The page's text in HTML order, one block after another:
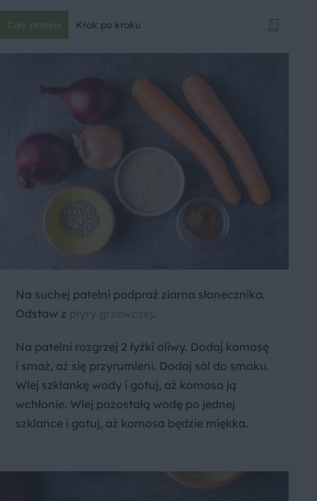
Cały przepis Krok po kroku
Na suchej patelni podpraż ziarna słonecznika.
Odstaw z płyty grzewczej.
Na patelni rozgrzej 2 łyżki oliwy. Dodaj komosę
i smaż, aż się przyrumieni. Dodaj sól do smaku.
Wlej szklankę wody i gotuj, aż komosa ją
wchłonie. Wlej pozostałą wodę po jednej
szklance i gotuj, aż komosa będzie miękka.